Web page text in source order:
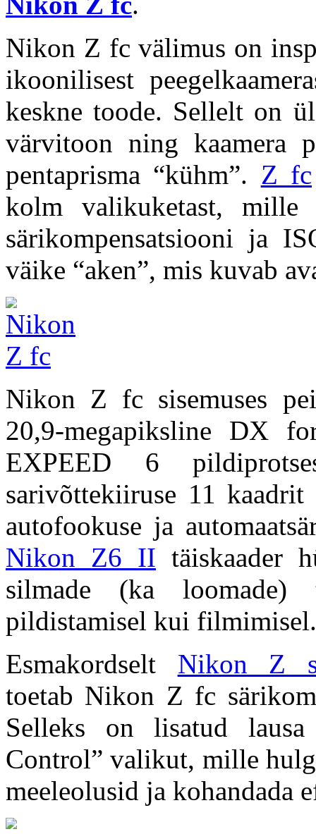
Nikon Z fc välimus on
ikoonilisest
keskne toode. Sellelt on
värvitoon ning kaamera
pentaprisma “kühm”. Z fc
kolm valikuketast, mille
särikompensatsiooni ja
väike “aken”, mis kuvab
Nikon Z fc sisemuses
20,9-megapiksline DX
EXPEED 6
sarivõttekiiruse 11
autofookuse ja
Nikon Z6 II täiskaader
silmade (ka loomade)
pildistamisel kui filmimisel.
Esmakordselt Nikon Z
toetab Nikon Z fc
Selleks on lisatud
Control” valikut, mille
meeleolusid ja kohandada